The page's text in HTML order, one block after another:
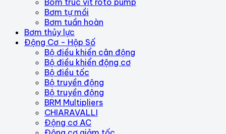
Bơm tự mồi
Bơm tuần hoàn
Bơm thủy lực
Động Cơ - Hộp Số
Bộ điều khiển cân động
Bộ điều khiển động cơ
Bộ điều tốc
Bộ truyền động
Bộ truyền động
BRM Multipliers
CHIARAVALLI
Động cơ AC